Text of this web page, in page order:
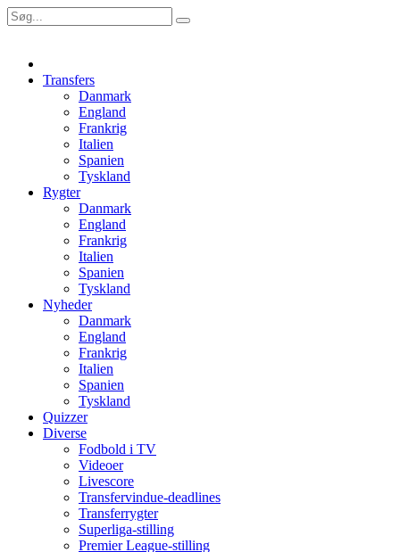
Transfers
Danmark
England
Frankrig
Italien
Spanien
Tyskland
Rygter
Danmark
England
Frankrig
Italien
Spanien
Tyskland
Nyheder
Danmark
England
Frankrig
Italien
Spanien
Tyskland
Quizzer
Diverse
Fodbold i TV
Videoer
Livescore
Transfervindue-deadlines
Transferrygter
Superliga-stilling
Premier League-stilling